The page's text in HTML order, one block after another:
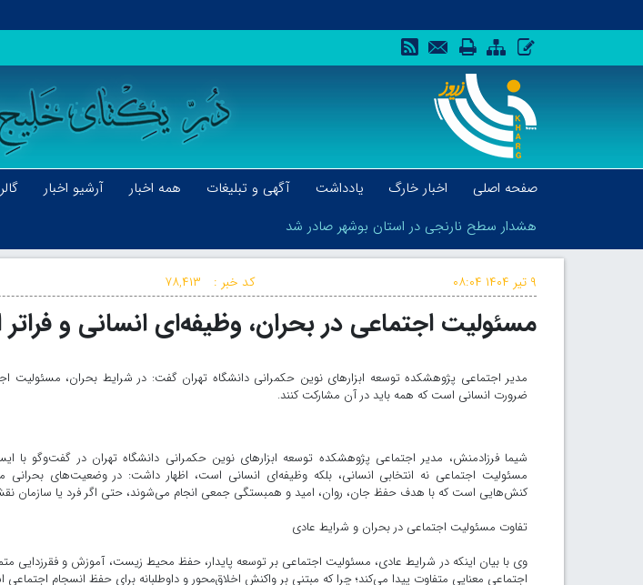
صفحه اصلی اخبار خارگ یادداشت آگهی و تبلیغات همه اخبار آرشیو اخبار
هشدار سطح نارنجی در استان بوشهر صادر شد
هشدار سطح نارنجی در استان بوشهر صادر شد
کد خبر : ۷۸,۴۱۳ ۹ تیر ۱۴۰۴ ۰۸:۰۴
مسئولیت اجتماعی در بحران، وظیفه‌ای انسانی و
مدیر اجتماعی پژوهشکده توسعه ابزارهای نوین حکمرانی دانشگاه تهران گفت: در شرایط بحران، مسئولیت
ضرورت انسانی است که همه باید در آن مشارکت کنند.
شیما فرزادمنش، مدیر اجتماعی پژوهشکده توسعه ابزارهای نوین حکمرانی دانشگاه تهران در گفت‌وگو با
مسئولیت اجتماعی نه انتخابی انسانی، بلکه وظیفه‌ای انسانی است، اظهار داشت: در وضعیت‌های بحرانی
کنش‌هایی است که با هدف حفظ جان، روان، امید و همبستگی جمعی انجام می‌شوند، حتی اگر فرد یا سازمان
تفاوت مسئولیت اجتماعی در بحران و شرایط عادی
وی با بیان اینکه در شرایط عادی، مسئولیت اجتماعی بر توسعه پایدار، حفظ محیط زیست، آموزش و فقرزدایی
اجتماعی معنایی متفاوت پیدا می‌کند؛ چرا که مبتنی بر واکنش اخلاق‌محور و داوطلبانه برای حفظ انسجام